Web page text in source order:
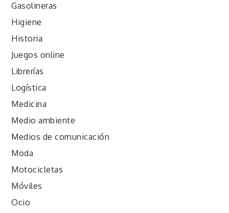
Gasolineras
Higiene
Historia
Juegos online
Librerías
Logística
Medicina
Medio ambiente
Medios de comunicación
Moda
Motocicletas
Móviles
Ocio